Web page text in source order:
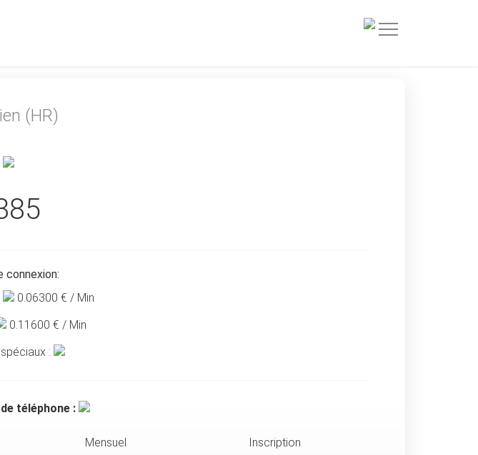
(HR)
connexion:
0.06300 € / Min
0.11600 € / Min
:
téléphone :
Mensuel
Inscription